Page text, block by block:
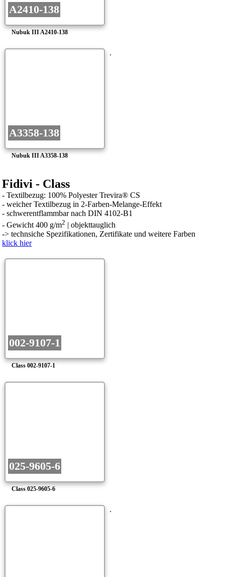
Nubuk III A2410-138
A2410-138
Nubuk III A3358-138
A3358-138
Fidivi - Class
- Textilbezug: 100% Polyester Trevira® CS
- weicher Textilbezug in 2-Farben-Melange-Effekt
- schwerentflammbar nach DIN 4102-B1
- Gewicht 400 g/m2 | objekttauglich
-> technsiche Spezifikationen, Zertifikate und weitere Farben
klick hier
Class 002-9107-1
002-9107-1
Class 025-9605-6
025-9605-6